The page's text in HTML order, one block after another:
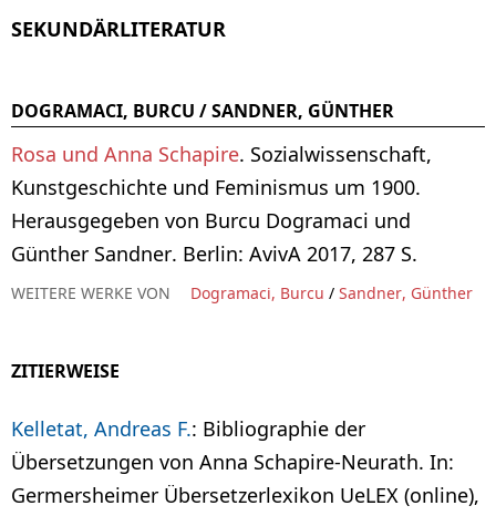
SEKUNDÄRLITERATUR
DOGRAMACI, BURCU / SANDNER, GÜNTHER
Rosa und Anna Schapire. Sozialwissenschaft,
Kunstgeschichte und Feminismus um 1900.
Herausgegeben von Burcu Dogramaci und
Günther Sandner. Berlin: AvivA 2017, 287 S.
WEITERE WERKE VON Dogramaci, Burcu / Sandner, Günther
ZITIERWEISE
Kelletat, Andreas F.: Bibliographie der
Übersetzungen von Anna Schapire-Neurath. In:
Germersheimer Übersetzerlexikon UeLEX (online),